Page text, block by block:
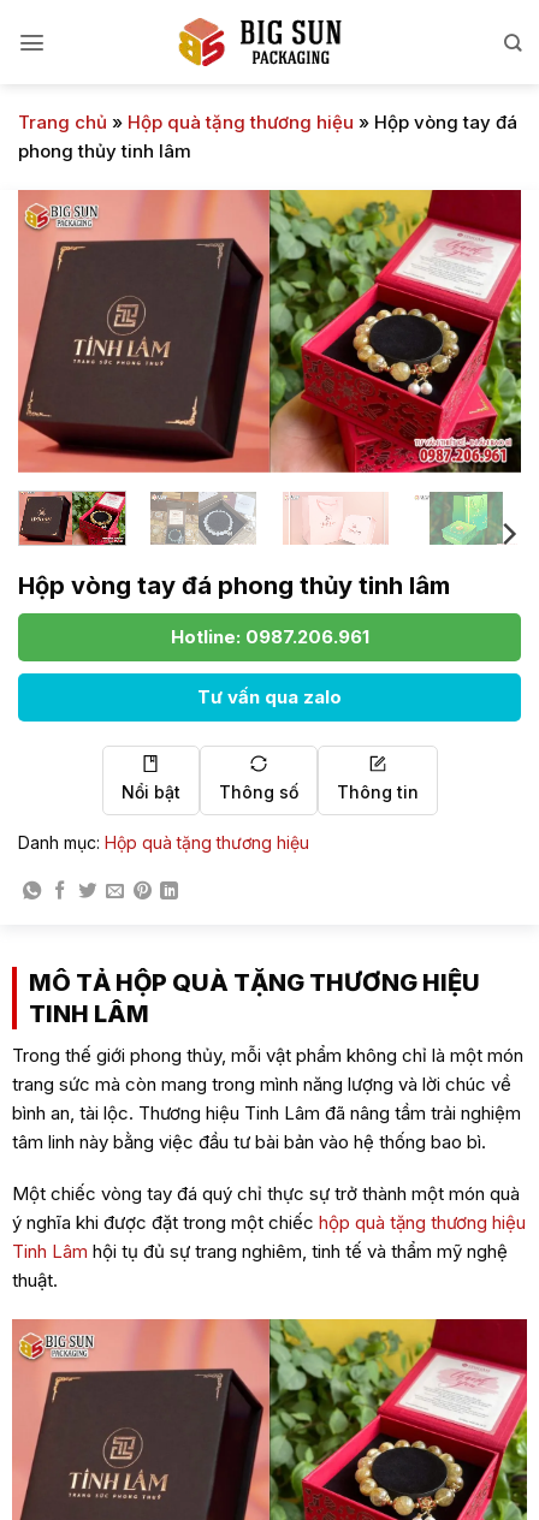
qua
Trang chủ » Hộp quà tặng thương hiệu » Hộp vòng tay đá
phong thủy tinh lâm
Hộp vòng tay đá phong thủy tinh lâm
Hotline: 0987.206.961
Tư vấn qua zalo
Nổi bật Thông số Thông tin
Danh mục: Hộp quà tặng thương hiệu
MÔ TẢ HỘP QUÀ TẶNG THƯƠNG HIỆU
TINH LÂM
Trong thế giới phong thủy, mỗi vật phẩm không chỉ là một món
trang sức mà còn mang trong mình năng lượng và lời chúc về
bình an, tài lộc. Thương hiệu Tinh Lâm đã nâng tầm trải nghiệm
tâm linh này bằng việc đầu tư bài bản vào hệ thống bao bì.
Một chiếc vòng tay đá quý chỉ thực sự trở thành một món quà
ý nghĩa khi được đặt trong một chiếc hộp quà tặng thương hiệu
Tinh Lâm hội tụ đủ sự trang nghiêm, tinh tế và thẩm mỹ nghệ
thuật.